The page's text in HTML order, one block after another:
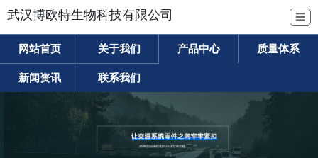
武汉博欧特生物科技有限公司 ☰
网站首页 关于我们 产品中心 质量体系
新闻资讯 联系我们